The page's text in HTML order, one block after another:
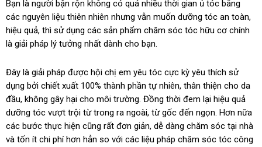
Bạn là người bận rộn không có quá nhiều thời gian ủ tóc bằng
các nguyên liệu thiên nhiên nhưng vẫn muốn dưỡng tóc an toàn,
hiệu quả, thì sử dụng các sản phẩm chăm sóc tóc hữu cơ chính
là giải pháp lý tưởng nhất dành cho bạn.
Đây là giải pháp được hội chị em yêu tóc cực kỳ yêu thích sử
dụng bởi chiết xuất 100% thành phần tự nhiên, thân thiện cho da
đầu, không gây hại cho môi trường. Đồng thời đem lại hiệu quả
dưỡng tóc vượt trội từ trong ra ngoài, từ gốc đến ngọn. Hơn nữa
các bước thực hiện cũng rất đơn giản, dễ dàng chăm sóc tại nhà
và tốn ít chi phí hơn hẳn so với các liệu pháp chăm sóc tóc công